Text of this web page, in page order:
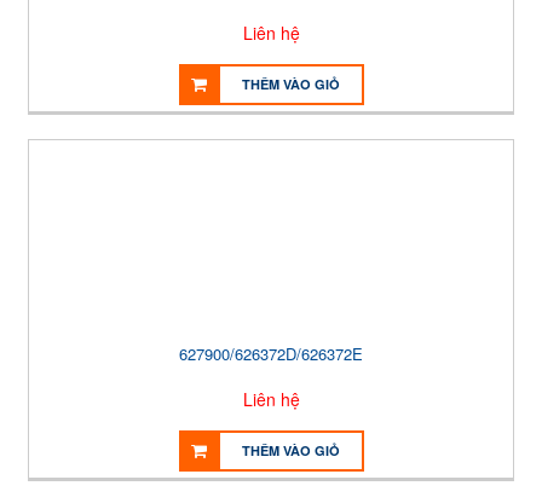
Liên hệ
THÊM VÀO GIỎ
627900/626372D/626372E
Liên hệ
THÊM VÀO GIỎ